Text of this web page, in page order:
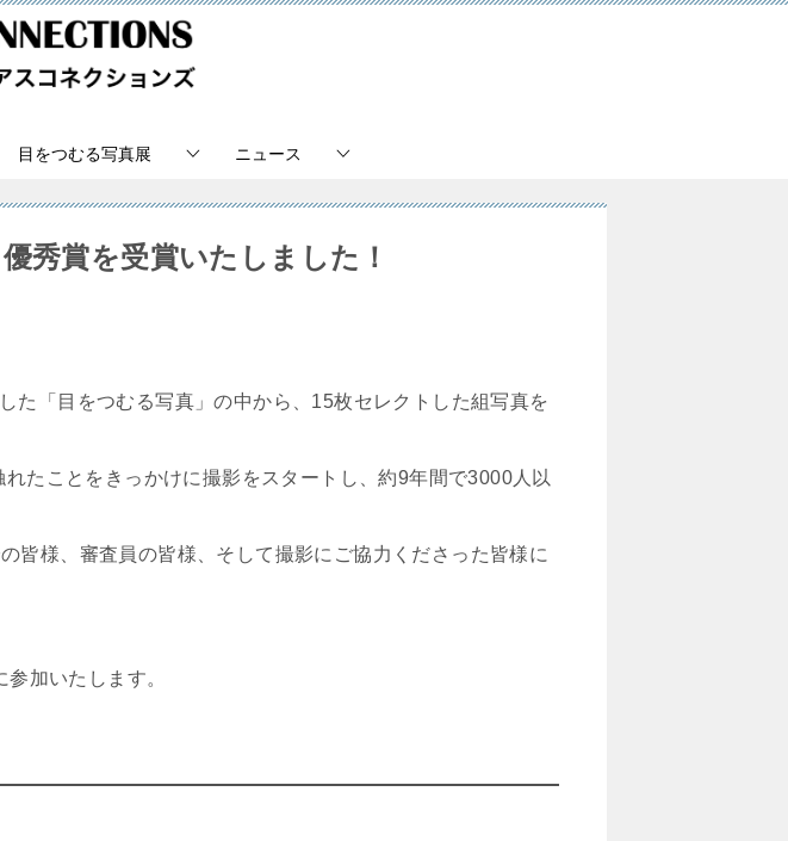
目をつむる写真展 ニュース
秀賞を受賞いたしました！
た「目をつむる写真」の中から、15枚セレクトした組写真を
たことをきっかけに撮影をスタートし、約9年間で3000人以
皆様、審査員の皆様、そして撮影にご協力くださった皆様に
加いたします。